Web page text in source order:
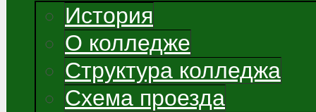
История
О колледже
Структура колледжа
Схема проезда